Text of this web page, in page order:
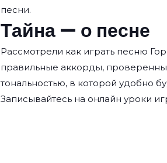
песни.
Тайна — о песне
Рассмотрели как играть песню
правильные аккорды,
тональностью, в которой удобно
Записывайтесь на онлайн уроки